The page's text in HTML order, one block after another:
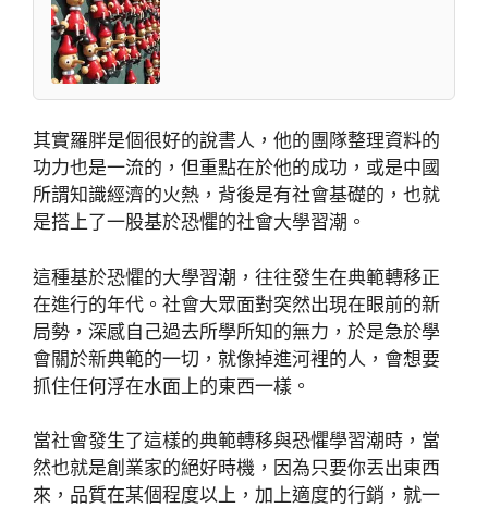
其實羅胖是個很好的說書人，他的團隊整理資料的
功力也是一流的，但重點在於他的成功，或是中國
所謂知識經濟的火熱，背後是有社會基礎的，也就
是搭上了一股基於恐懼的社會大學習潮。
這種基於恐懼的大學習潮，往往發生在典範轉移正
在進行的年代。社會大眾面對突然出現在眼前的新
局勢，深感自己過去所學所知的無力，於是急於學
會關於新典範的一切，就像掉進河裡的人，會想要
抓住任何浮在水面上的東西一樣。
當社會發生了這樣的典範轉移與恐懼學習潮時，當
然也就是創業家的絕好時機，因為只要你丟出東西
來，品質在某個程度以上，加上適度的行銷，就一